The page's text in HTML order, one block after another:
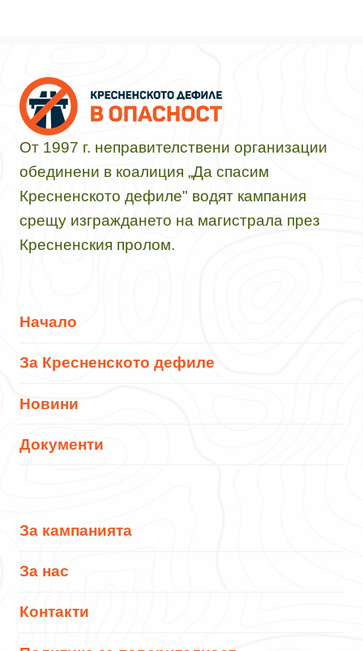
От 1997 г. неправителствени организации
обединени в коалиция „Да спасим
Кресненското дефиле" водят кампания
срещу изграждането на магистрала през
Кресненския пролом.
Начало
За Кресненското дефиле
Новини
Документи
За кампанията
За нас
Контакти